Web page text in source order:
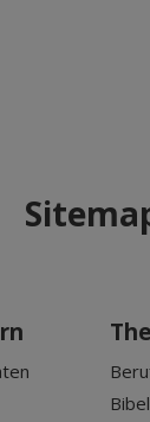
Apr
Mai 2027
Bibel